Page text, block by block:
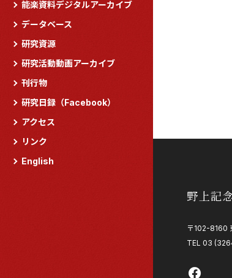
能楽資料デジタルアーカイブ
データベース
研究資源
研究活動動画アーカイブ
刊行物
研究日録（Facebook）
アクセス
リンク
English
野上記
〒102-8160
TEL 03